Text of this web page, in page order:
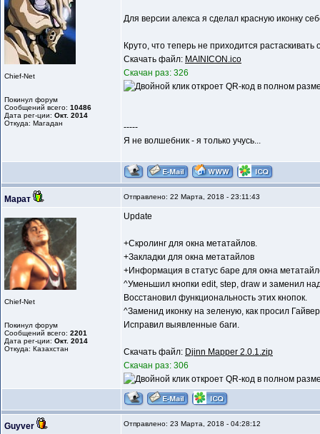
Chief-Net
Покинул форум
Сообщений всего: 10486
Дата рег-ции: Окт. 2014
Откуда: Магадан
Для версии алекса я сделал красную иконку
Круто, что теперь не приходится
Скачать файл: MAINICON.ico
Скачан раз: 326
-----
Я не волшебник - я только учусь...
Марат Отправлено: 22 Марта, 2018 - 23:11:43
Chief-Net
Покинул форум
Сообщений всего: 2201
Дата рег-ции: Окт. 2014
Откуда: Казахстан
Update
+Скролинг для окна метатайлов.
+Закладки для окна метатайлов
+Информация в статус баре для окна
^Уменьшил кнопки edit, step, draw и заменил
Восстановил функциональность этих кнопок.
^Заменид иконку на зеленую, как просил
Исправил выявленные баги.
Скачать файл: Djinn Mapper 2.0.1.zip
Скачан раз: 306
Guyver Отправлено: 23 Марта, 2018 - 04:28:12